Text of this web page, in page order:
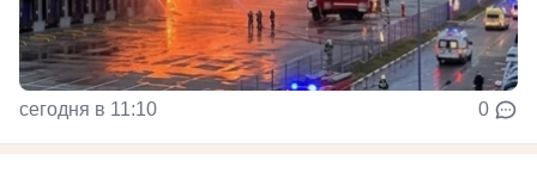
сегодня в 11:10 0